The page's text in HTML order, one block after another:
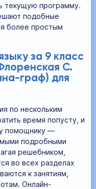
текущую программу.
подобные
более простым
за 9 класс
С.
граф) для
по нескольким
время попусту, и
помощнику —
подробными
решебником,
во всех разделах
к занятиям,
Онлайн-